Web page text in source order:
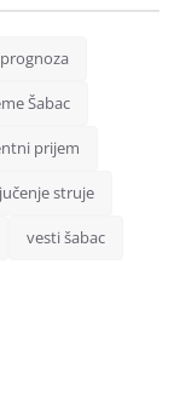
Šabac
prijem
struje
vesti šabac